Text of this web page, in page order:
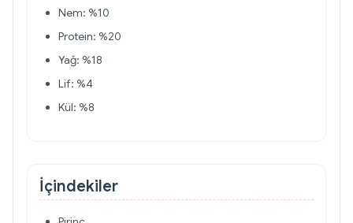
Nem: %10
Protein: %20
Yağ: %18
Lif: %4
Kül: %8
İçindekiler